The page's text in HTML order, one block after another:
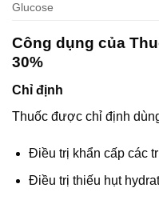
Glucose
Công dụng của
30%
Chỉ định
Thuốc được chỉ định
Điều trị khẩn cấp các
Điều trị thiếu hụt